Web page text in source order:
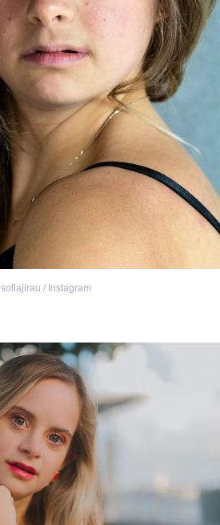
sofiajirau / Instagram